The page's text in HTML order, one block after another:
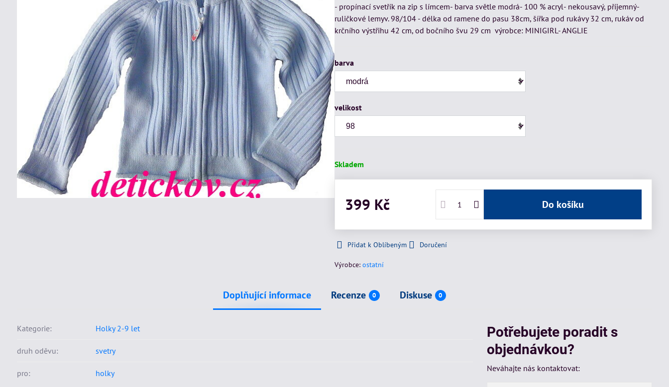
- propínací svetřík na zip s límcem- barva světle modrá- 100 % acryl- nekousavý, příjemný-
ruličkové lemyv. 98/104 - délka od ramene do pasu 38cm, šířka pod rukávy 32 cm, rukáv od
krčního výstřihu 42 cm, od bočního švu 29 cm výrobce: MINIGIRL- ANGLIE
barva
velikost
Skladem
399 Kč Do košíku
Přidat k Oblíbeným Doručení
Výrobce: ostatní
Doplňující informace Recenze 0 Diskuse 0
Kategorie: Holky 2-9 let
druh oděvu: svetry
pro: holky
Potřebujete poradit s
objednávkou?
Neváhajte nás kontaktovat: